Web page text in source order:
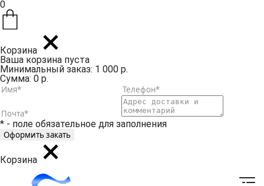
0
Корзина
Ваша корзина пуста
Минимальный заказ: 1 000 р.
Сумма: 0 р.
* - поле обязательное для заполнения
Корзина